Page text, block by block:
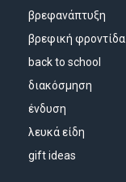
βρεφανάπτυξη
βρεφική φροντίδα
back to school
διακόσμηση
ένδυση
λευκά είδη
gift ideas